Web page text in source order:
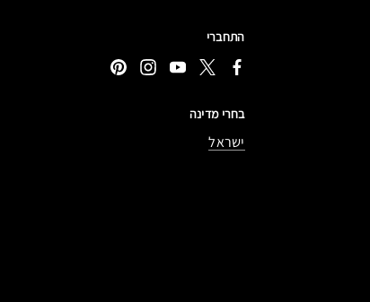
התחברי
בחרי מדינה
ישראל